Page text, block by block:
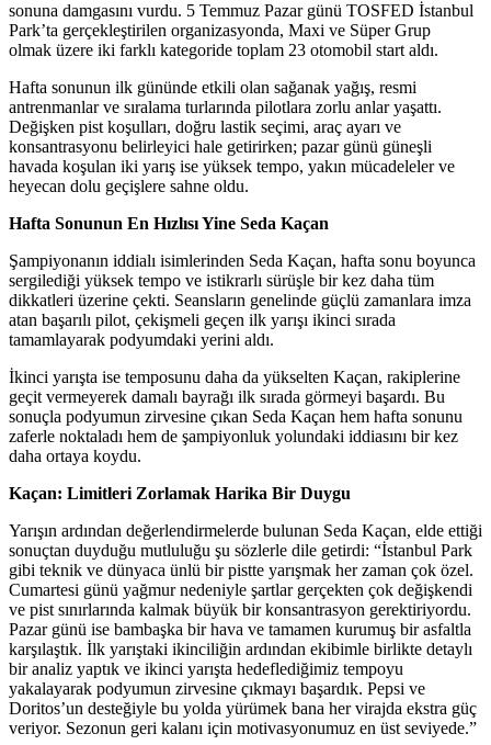
sonuna damgasını vurdu. 5 Temmuz Pazar günü TOSFED İstanbul
Park’ta gerçekleştirilen organizasyonda, Maxi ve Süper Grup
olmak üzere iki farklı kategoride toplam 23 otomobil start aldı.
Hafta sonunun ilk gününde etkili olan sağanak yağış, resmi
antrenmanlar ve sıralama turlarında pilotlara zorlu anlar yaşattı.
Değişken pist koşulları, doğru lastik seçimi, araç ayarı ve
konsantrasyonu belirleyici hale getirirken; pazar günü güneşli
havada koşulan iki yarış ise yüksek tempo, yakın mücadeleler ve
heyecan dolu geçişlere sahne oldu.
Hafta Sonunun En Hızlısı Yine Seda Kaçan
Şampiyonanın iddialı isimlerinden Seda Kaçan, hafta sonu boyunca
sergilediği yüksek tempo ve istikrarlı sürüşle bir kez daha tüm
dikkatleri üzerine çekti. Seansların genelinde güçlü zamanlara imza
atan başarılı pilot, çekişmeli geçen ilk yarışı ikinci sırada
tamamlayarak podyumdaki yerini aldı.
İkinci yarışta ise temposunu daha da yükselten Kaçan, rakiplerine
geçit vermeyerek damalı bayrağı ilk sırada görmeyi başardı. Bu
sonuçla podyumun zirvesine çıkan Seda Kaçan hem hafta sonunu
zaferle noktaladı hem de şampiyonluk yolundaki iddiasını bir kez
daha ortaya koydu.
Kaçan: Limitleri Zorlamak Harika Bir Duygu
Yarışın ardından değerlendirmelerde bulunan Seda Kaçan, elde ettiği
sonuçtan duyduğu mutluluğu şu sözlerle dile getirdi: “İstanbul Park
gibi teknik ve dünyaca ünlü bir pistte yarışmak her zaman çok özel.
Cumartesi günü yağmur nedeniyle şartlar gerçekten çok değişkendi
ve pist sınırlarında kalmak büyük bir konsantrasyon gerektiriyordu.
Pazar günü ise bambaşka bir hava ve tamamen kurumuş bir asfaltla
karşılaştık. İlk yarıştaki ikinciliğin ardından ekibimle birlikte detaylı
bir analiz yaptık ve ikinci yarışta hedeflediğimiz tempoyu
yakalayarak podyumun zirvesine çıkmayı başardık. Pepsi ve
Doritos’un desteğiyle bu yolda yürümek bana her virajda ekstra güç
veriyor. Sezonun geri kalanı için motivasyonumuz en üst seviyede.”